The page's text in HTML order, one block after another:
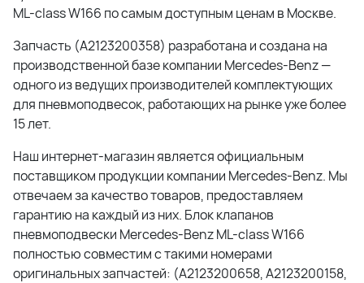
ML-class W166 по самым доступным ценам в Москве.
Запчасть (A2123200358) разработана и создана на
производственной базе компании Mercedes-Benz—
одного из ведущих производителей комплектующих
для пневмоподвесок, работающих на рынке уже более
15 лет.
Наш интернет-магазин является официальным
поставщиком продукции компании Mercedes-Benz. Мы
отвечаем за качество товаров, предоставляем
гарантию на каждый из них. Блок клапанов
пневмоподвески Mercedes-Benz ML-class W166
полностью совместим с такими номерами
оригинальных запчастей: (A2123200658, A2123200158,